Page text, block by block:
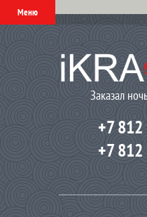
Меню
Заказал
+7
+7